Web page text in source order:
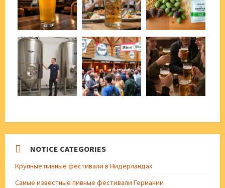
NOTICE CATEGORIES
Крупные пивные фестивали в Нидерландах
Самые известные пивные фестивали Германии